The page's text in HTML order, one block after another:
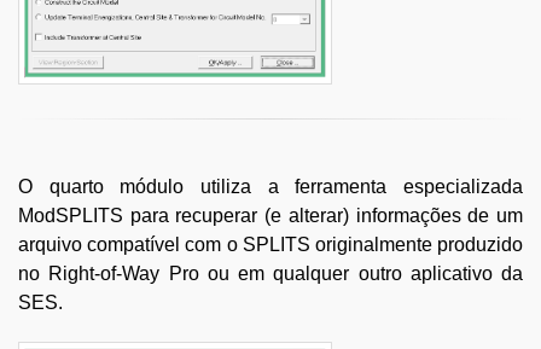
O quarto módulo utiliza a ferramenta especializada
ModSPLITS para recuperar (e alterar) informações de um
arquivo compatível com o SPLITS originalmente produzido
no Right-of-Way Pro ou em qualquer outro aplicativo da
SES.